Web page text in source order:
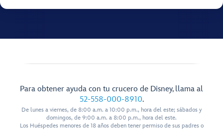
Para obtener ayuda con tu crucero de Disney, llama al
52-558-000-8910.
De lunes a viernes, de 8:00 a.m. a 10:00 p.m., hora del este; sábados y
domingos, de 9:00 a.m. a 8:00 p.m., hora del este.
Los Huéspedes menores de 18 años deben tener permiso de sus padres o